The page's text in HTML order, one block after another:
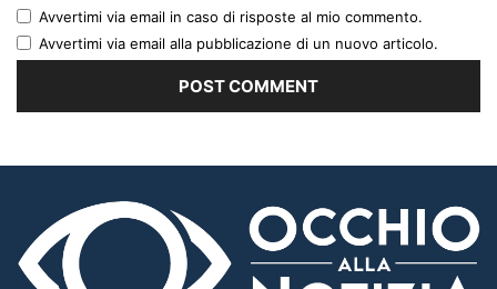
Avvertimi via email in caso di risposte al mio commento.
Avvertimi via email alla pubblicazione di un nuovo articolo.